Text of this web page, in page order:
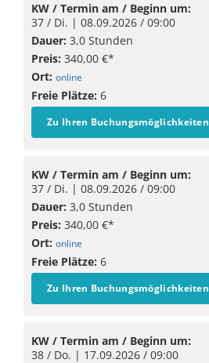
KW / Termin am / Beginn um:
37 / Di. | 08.09.2026 / 09:00
Dauer: 3,0 Stunden
Preis: 340,00 €*
Ort: online
Freie Plätze: 6
Zu Ihren Buchungsmöglichkeiten
KW / Termin am / Beginn um:
37 / Di. | 08.09.2026 / 09:00
Dauer: 3,0 Stunden
Preis: 340,00 €*
Ort: online
Freie Plätze: 6
Zu Ihren Buchungsmöglichkeiten
KW / Termin am / Beginn um:
38 / Do. | 17.09.2026 / 09:00